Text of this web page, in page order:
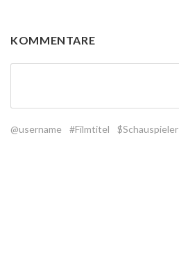
KOMMENTARE
@username #Filmtitel $Schauspieler